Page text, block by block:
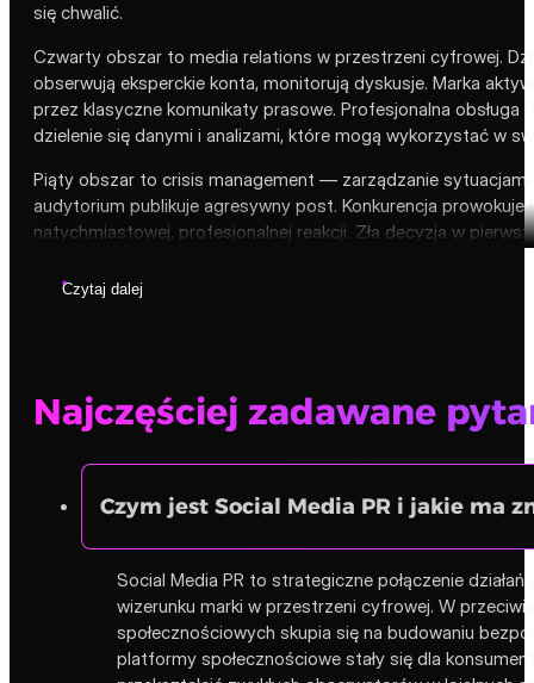
się chwalić.
Czwarty obszar to media relations w przestrzeni cyfrowej.
obserwują eksperckie konta, monitorują dyskusje. Marka
przez klasyczne komunikaty prasowe. Profesjonalna
dzielenie się danymi i analizami, które mogą wykorzystać w
Piąty obszar to crisis management — zarządzanie
audytorium publikuje agresywny post. Konkurencja
natychmiastowej, profesjonalnej reakcji. Zła decyzja w
Czytaj dalej
Najczęściej zadawane
Czym jest Social Media PR i jakie ma
Social Media PR to strategiczne połączenie
wizerunku marki w przestrzeni cyfrowej. W
społecznościowych skupia się na budowaniu
platformy społecznościowe stały się dla